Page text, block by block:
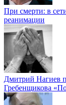
При смерти: в
реанимации
Дмитрий Нагиев
Гребенщикова